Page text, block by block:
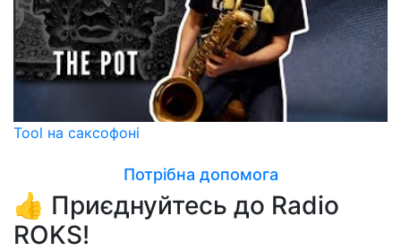
Tool на саксофоні
Потрібна допомога
👍 Приєднуйтесь до Radio
ROKS!